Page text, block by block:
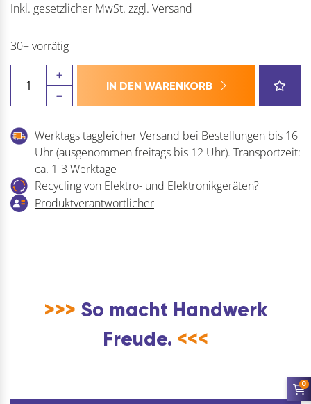
Inkl. gesetzlicher MwSt. zzgl. Versand
30+ vorrätig
Fenstergriff
TOULON,
7
Menge
IN DEN WARENKORB
Werktags taggleicher Versand bei Bestellungen bis 16
Uhr (ausgenommen freitags bis 12 Uhr). Transportzeit:
ca. 1-3 Werktage
Recycling von Elektro- und Elektronikgeräten?
Produktverantwortlicher
>>> So macht Handwerk
Freude. <<<
0